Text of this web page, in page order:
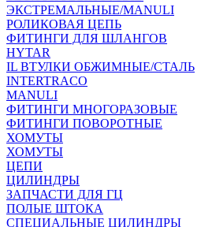
ЭКСТРЕМАЛЬНЫЕ/MANULI
РОЛИКОВАЯ ЦЕПЬ
ФИТИНГИ ДЛЯ ШЛАНГОВ
HYTAR
IL ВТУЛКИ ОБЖИМНЫЕ/СТАЛЬ
INTERTRACO
MANULI
ФИТИНГИ МНОГОРАЗОВЫЕ
ФИТИНГИ ПОВОРОТНЫЕ
ХОМУТЫ
ХОМУТЫ
ЦЕПИ
ЦИЛИНДРЫ
ЗАПЧАСТИ ДЛЯ ГЦ
ПОЛЫЕ ШТОКА
СПЕЦИАЛЬНЫЕ ЦИЛИНДРЫ